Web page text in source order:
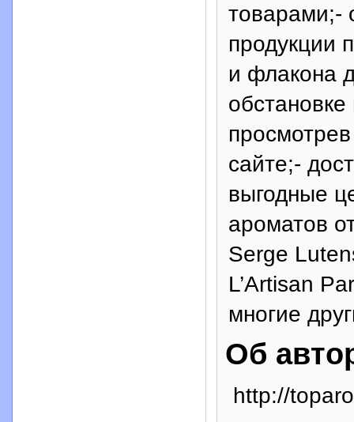
товарами;-
продукции
и флакона
сайте;-
выгодные
ароматов
Serge
L’Artisan
многие
Об
http://